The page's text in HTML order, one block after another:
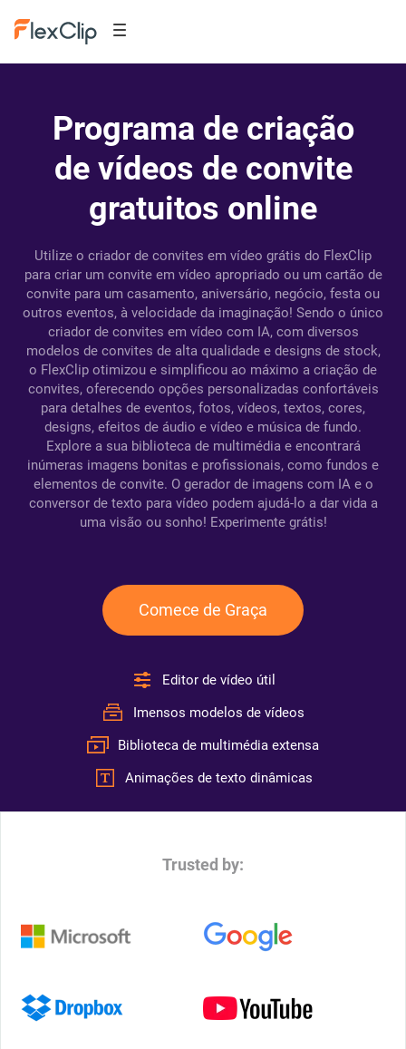
Programa de criação
de vídeos de convite
gratuitos online
Utilize o criador de convites em vídeo grátis do FlexClip
para criar um convite em vídeo apropriado ou um cartão de
convite para um casamento, aniversário, negócio, festa ou
outros eventos, à velocidade da imaginação! Sendo o único
criador de convites em vídeo com IA, com diversos
modelos de convites de alta qualidade e designs de stock,
o FlexClip otimizou e simplificou ao máximo a criação de
convites, oferecendo opções personalizadas confortáveis
para detalhes de eventos, fotos, vídeos, textos, cores,
designs, efeitos de áudio e vídeo e música de fundo.
Explore a sua biblioteca de multimédia e encontrará
inúmeras imagens bonitas e profissionais, como fundos e
elementos de convite. O gerador de imagens com IA e o
conversor de texto para vídeo podem ajudá-lo a dar vida a
uma visão ou sonho! Experimente grátis!
Comece de Graça
Editor de vídeo útil
Imensos modelos de vídeos
Biblioteca de multimédia extensa
Animações de texto dinâmicas
Trusted by: